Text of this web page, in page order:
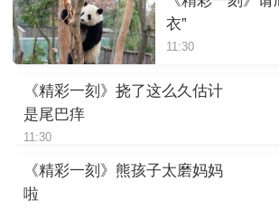
衣”
11:30
《精彩一刻》挠了这么久估计
是尾巴痒
11:30
《精彩一刻》熊孩子太磨妈妈
啦